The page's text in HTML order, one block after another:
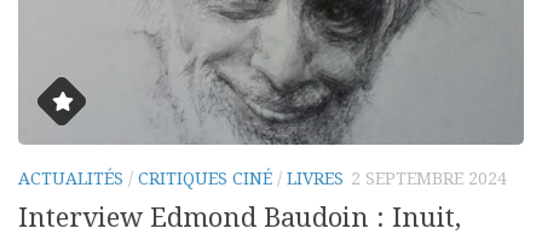
ACTUALITÉS / CRITIQUES CINÉ / LIVRES 2 SEPTEMBRE 2024
Interview Edmond Baudoin : Inuit,